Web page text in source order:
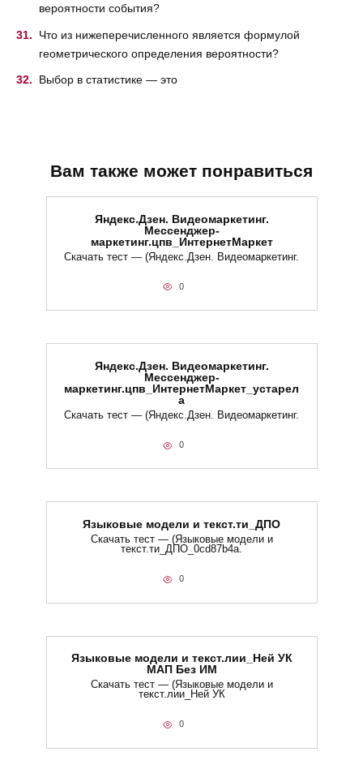
вероятности события?
Что из нижеперечисленного является формулой
геометрического определения вероятности?
Выбор в статистике — это
Вам также может понравиться
Яндекс.Дзен. Видеомаркетинг.
Мессенджер-
маркетинг.цпв_ИнтернетМаркет
Скачать тест — (Яндекс.Дзен. Видеомаркетинг.
0
Яндекс.Дзен. Видеомаркетинг.
Мессенджер-
маркетинг.цпв_ИнтернетМаркет_устарел
а
Скачать тест — (Яндекс.Дзен. Видеомаркетинг.
0
Языковые модели и текст.ти_ДПО
Скачать тест — (Языковые модели и
текст.ти_ДПО_0cd87b4a.
0
Языковые модели и текст.лии_Ней УК
МАП Без ИМ
Скачать тест — (Языковые модели и
текст.лии_Ней УК
0